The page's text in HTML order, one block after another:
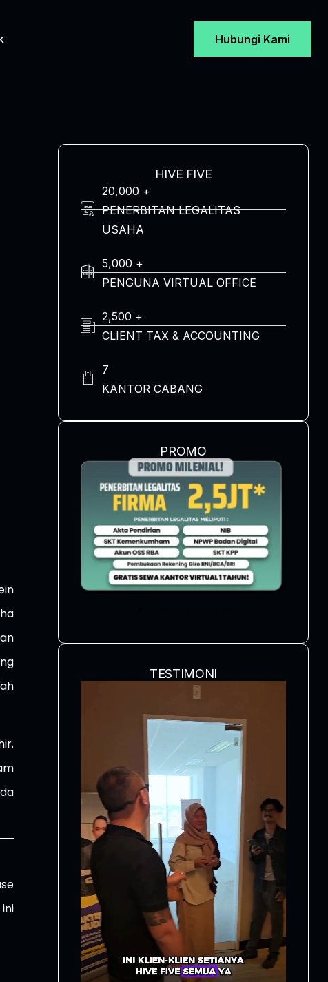
Hubungi Kami
HIVE FIVE
20,000 +
PENERBITAN LEGALITAS
USAHA
5,000 +
PENGUNA VIRTUAL OFFICE
2,500 +
CLIENT TAX & ACCOUNTING
7
KANTOR CABANG
PROMO
TESTIMONI